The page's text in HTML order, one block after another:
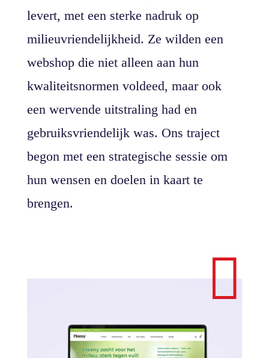
levert, met een sterke nadruk op
milieuvriendelijkheid. Ze wilden een
webshop die niet alleen aan hun
kwaliteitsnormen voldeed, maar ook
een wervende uitstraling had en
gebruiksvriendelijk was. Ons traject
begon met een strategische sessie om
hun wensen en doelen in kaart te
brengen.
